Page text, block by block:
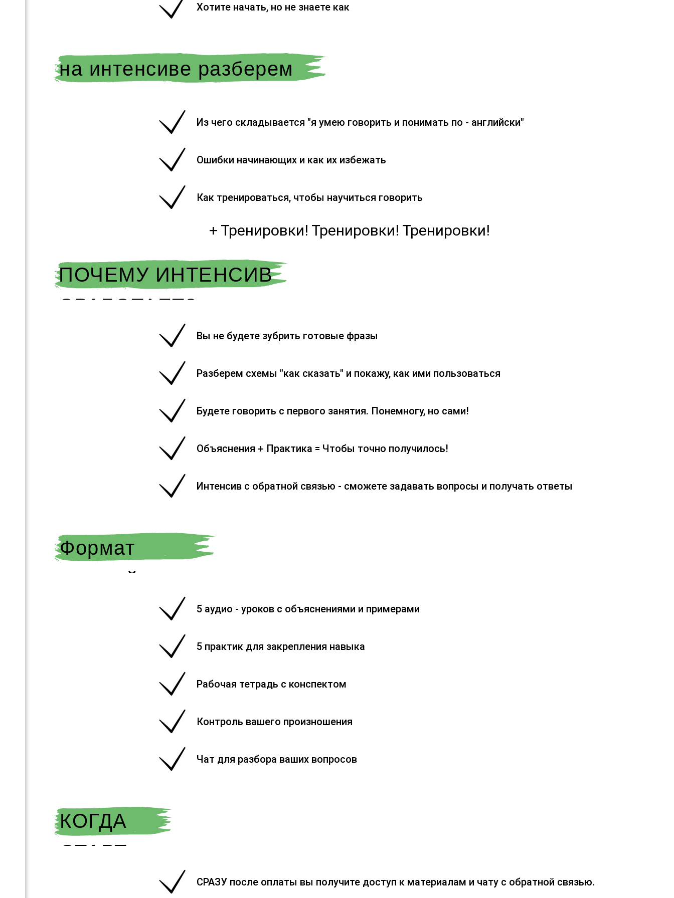
Хотите начать, но не знаете как
на интенсиве разберем
Из чего складывается "я умею говорить и понимать по - английски"
Ошибки начинающих и как их избежать
Как тренироваться, чтобы научиться говорить
+ Тренировки! Тренировки! Тренировки!
ПОЧЕМУ ИНТЕНСИВ
СРАБОТАЕТ?
Вы не будете зубрить готовые фразы
Разберем схемы "как сказать" и покажу, как ими пользоваться
Будете говорить с первого занятия. Понемногу, но сами!
Объяснения + Практика = Чтобы точно получилось!
Интенсив с обратной связью - сможете задавать вопросы и получать ответы
Формат
занятий
5 аудио - уроков с объяснениями и примерами
5 практик для закрепления навыка
Рабочая тетрадь с конспектом
Контроль вашего произношения
Чат для разбора ваших вопросов
КОГДА
СТАРТ
СРАЗУ после оплаты вы получите доступ к материалам и чату с обратной связью.